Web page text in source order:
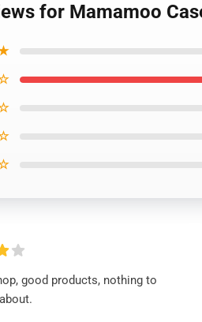
for Mamamoo
good products, nothing to